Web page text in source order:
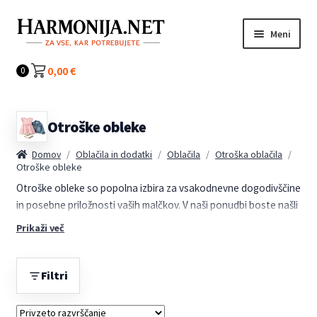
Preskoči
na
navigacijo
Preskoči
na
vsebino
Meni
0 0,00€
Otroške obleke
Domov / Oblačila in dodatki / Oblačila / Otroška oblačila /
Otroške obleke
Otroške obleke so popolna izbira za vsakodnevne dogodivščine
in posebne priložnosti vaših malčkov. V naši ponudbi boste našli
udobne, kakovostne in modne kose, prilagojene različnim
poletne oblekice ali toplejše modele za hladnejše dni, pri nas
boste zagotovo našli pravo obleko za vašega otroka.
Naša kategorija otroških oblek ponuja pestro paleto barv,
Prikaži več
Filtri